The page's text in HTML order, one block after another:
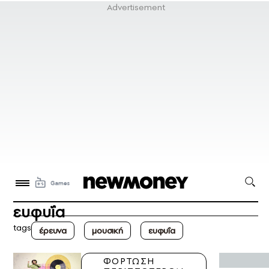
ευφυΐα
tags έρευνα μουσική ευφυΐα
ΦΟΡΤΩΣΗ